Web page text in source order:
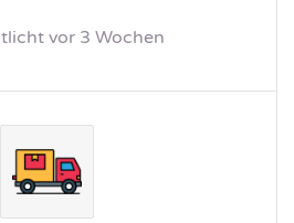
vor 3 Wochen